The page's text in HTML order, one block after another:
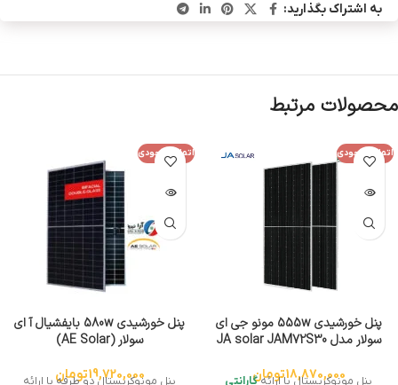
به اشتراک بگذارید:
محصولات مرتبط
اتمام موجودی
پنل خورشیدی 555w مونو جی ای
سولار مدل JA solar JAM72S30
18,870,000تومان
پنل مونوکریستال با ارائهگارانتی
اتمام موجودی
پنل خورشیدی 580w بایفشیال آ ای
سولار (AE Solar)
19,720,000تومان
پنل مونوکریستال دو طرفه با ارائه